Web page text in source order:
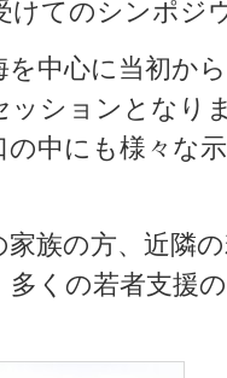
けてのシンポジ
を中心に当初か
ッションとなり
の中にも様々な
家族の方、近隣
多くの若者支援